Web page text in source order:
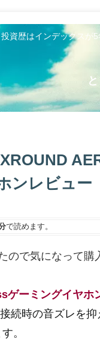
歴はインデックスが
ンレビュー
で読めます。
ので気になって購
ゲーミングイヤホ
続時の音ズレを抑
。